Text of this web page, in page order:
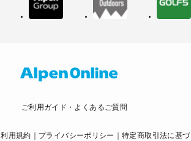
ご利用ガイド・よくあるご質問
利用規約 プライバシーポリシー 特定商取引法に基